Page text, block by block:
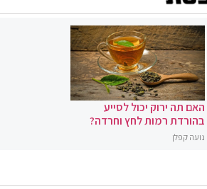
האם תה ירוק יכול לסייע
בהורדת רמות לחץ וחרדה?
נועה קפלן